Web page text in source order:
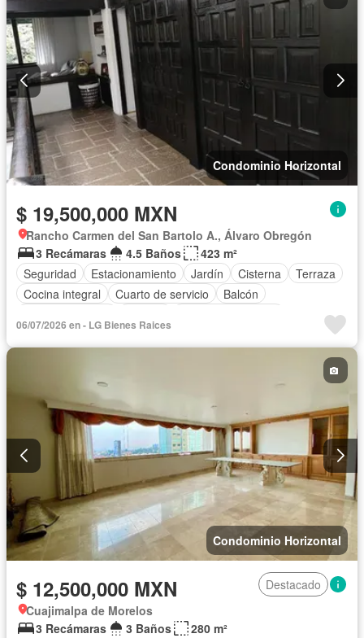
Condominio Horizontal
$ 19,500,000 MXN
Rancho Carmen del San Bartolo A., Álvaro Obregón
3 Recámaras
4.5 Baños
423 m²
Seguridad
Estacionamiento Jardín Cisterna
Terraza
Cocina integral
Cuarto de servicio
Balcón
Electricidad
Agua Cuarto de Limpieza
Cancha de tenis
Recámara con closet
06/07/2026 en - LG Bienes Raices
Condominio Horizontal
$ 12,500,000 MXN
Destacado
Cuajimalpa de Morelos
3 Recámaras
3 Baños
280 m²